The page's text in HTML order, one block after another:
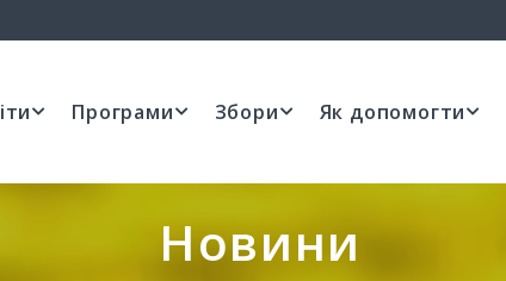
Програми Збори Як допомогти
Новини